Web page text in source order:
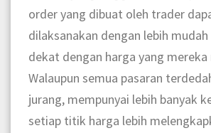
order yang dibuat oleh trader
dilaksanakan dengan lebih mudah
dekat dengan harga yang mereka
Walaupun semua pasaran
jurang, mempunyai lebih banyak
setiap titik harga lebih